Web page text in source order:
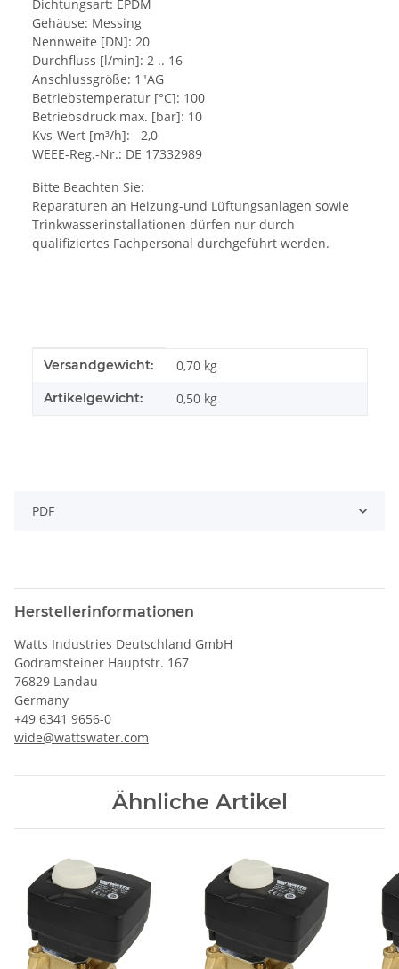
Dichtungsart: EPDM
Gehäuse: Messing
Nennweite [DN]: 20
Durchfluss [l/min]: 2 .. 16
Anschlussgröße: 1"AG
Betriebstemperatur [°C]: 100
Betriebsdruck max. [bar]: 10
Kvs-Wert [m³/h]: 2,0
WEEE-Reg.-Nr.: DE 17332989
Bitte Beachten Sie:
Reparaturen an Heizung-und Lüftungsanlagen sowie
Trinkwasserinstallationen dürfen nur durch
qualifiziertes Fachpersonal durchgeführt werden.
Produkteigenschaft
Wert
Versandgewicht: 0,70 kg
Artikelgewicht: 0,50 kg
PDF
Herstellerinformationen
Watts Industries Deutschland GmbH
Godramsteiner Hauptstr. 167
76829 Landau
Germany
+49 6341 9656-0
wide@wattswater.com
Ähnliche Artikel